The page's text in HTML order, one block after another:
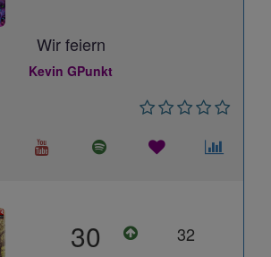
Wir feiern
Kevin GPunkt
30 32